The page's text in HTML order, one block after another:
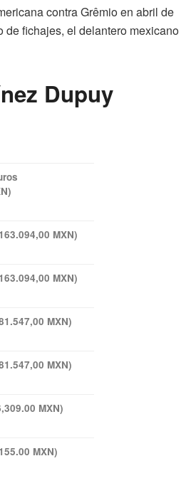
contra Grêmio en abril de
de fichajes, el delantero mexicano
Dupuy
MXN)
MXN)
MXN)
MXN)
MXN)
MXN)